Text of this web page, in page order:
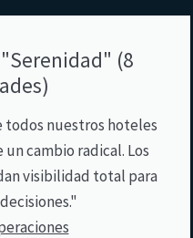
(8
todos nuestros hoteles
cambio radical. Los
visibilidad total para